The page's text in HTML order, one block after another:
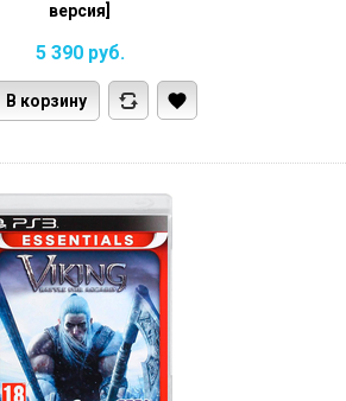
версия]
5 390 руб.
В корзину